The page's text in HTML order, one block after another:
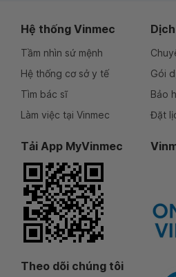
Hệ thống Vinmec
Tầm nhìn sứ mệnh
Hệ thống cơ sở y tế
Tìm bác sĩ
Làm việc tại Vinmec
Gói
Bảo
Đặt
Tải App MyVinmec
Theo dõi chúng tôi